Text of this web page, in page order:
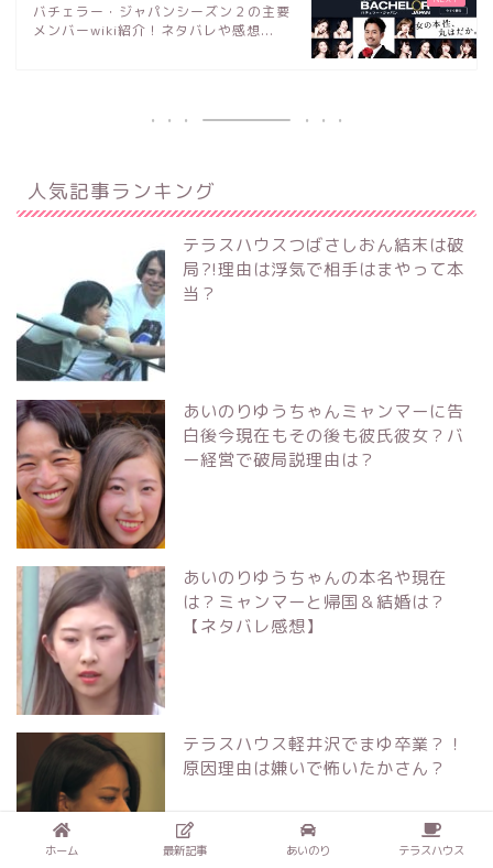
バチェラー・ジャパンシーズン２の主要
メンバーwiki紹介！ネタバレや感想...
人気記事ランキング
テラスハウスつばさしおん結末は破
局?!理由は浮気で相手はまやって本
当？
あいのりゆうちゃんミャンマーに告
白後今現在もその後も彼氏彼女？バ
ー経営で破局説理由は？
あいのりゆうちゃんの本名や現在
は？ミャンマーと帰国＆結婚は？
【ネタバレ感想】
テラスハウス軽井沢でまゆ卒業？！
原因理由は嫌いで怖いたかさん？
ホーム 最新記事 あいのり テラスハウス